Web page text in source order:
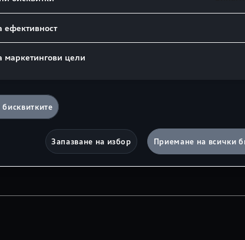
сонда, бензинов филтър за твърди частици (OPF)
ефективност
маркетингови цели
Запазване на избор Приемане на всички